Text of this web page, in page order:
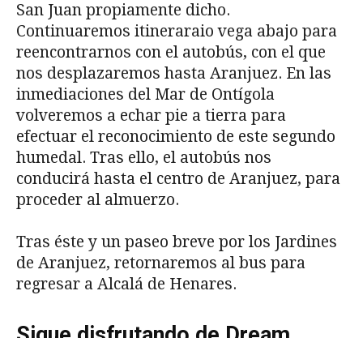
San Juan propiamente dicho.
Continuaremos itineraraio vega abajo para
reencontrarnos con el autobús, con el que
nos desplazaremos hasta Aranjuez. En las
inmediaciones del Mar de Ontígola
volveremos a echar pie a tierra para
efectuar el reconocimiento de este segundo
humedal. Tras ello, el autobús nos
conducirá hasta el centro de Aranjuez, para
proceder al almuerzo.
Tras éste y un paseo breve por los Jardines
de Aranjuez, retornaremos al bus para
regresar a Alcalá de Henares.